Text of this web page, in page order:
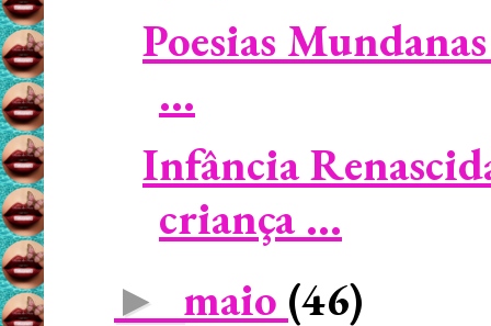
Poesias
...
Infância
criança ...
► maio (46)